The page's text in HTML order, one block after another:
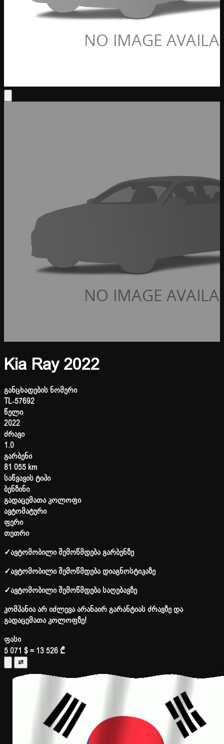
Kia Ray 2022
განცხადების ნომერი
TL-57692
წელი
2022
ძრავი
1.0
გარბენი
81 055 km
საწვავის ტიპი
ბენზინი
გადაცემათა კოლოფი
ავტომატური
ფერი
თეთრი
✓ავტომობილი შემოწმდება გარბენზე
✓ავტომობილი შემოწმდება დიაგნოსტიკაზე
✓ავტომობილი შემოწმდება საღებავზე
კომპანია არ იძლევა არანაირ გარანტიას ძრავზე და
გადაცემათა კოლოფზე!
ფასი
5 071 $≈ 13 526 ₾
⇄